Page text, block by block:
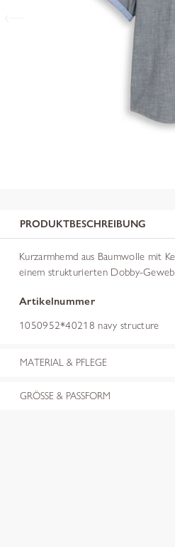
PRODUKTBESCHREIBUNG
Kurzarmhemd aus Baumwolle mit
einem strukturierten Dobby-
Artikelnummer
1050952*40218 navy structure
MATERIAL & PFLEGE
GRÖSSE & PASSFORM